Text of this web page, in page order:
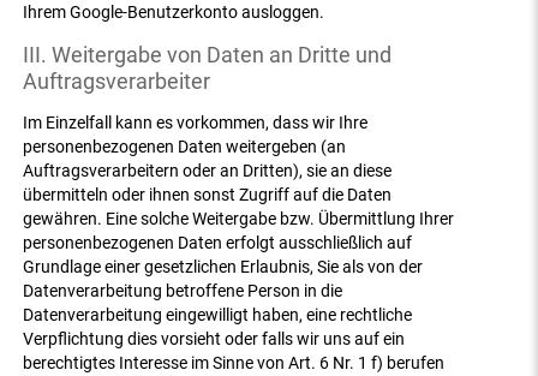
Ihrem Google-Benutzerkonto ausloggen.
III. Weitergabe von Daten an Dritte und
Auftragsverarbeiter
Im Einzelfall kann es vorkommen, dass wir Ihre
personenbezogenen Daten weitergeben (an
Auftragsverarbeitern oder an Dritten), sie an diese
übermitteln oder ihnen sonst Zugriff auf die Daten
gewähren. Eine solche Weitergabe bzw. Übermittlung Ihrer
personenbezogenen Daten erfolgt ausschließlich auf
Grundlage einer gesetzlichen Erlaubnis, Sie als von der
Datenverarbeitung betroffene Person in die
Datenverarbeitung eingewilligt haben, eine rechtliche
Verpflichtung dies vorsieht oder falls wir uns auf ein
berechtigtes Interesse im Sinne von Art. 6 Nr. 1 f) berufen